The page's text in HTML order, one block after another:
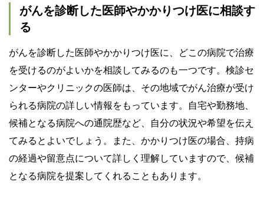
がんを診断した医師やかかりつけ医に相談す
る
がんを診断した医師やかかりつけ医に、どこの病院で治療
を受けるのがよいかを相談してみるのも一つです。検診セ
ンターやクリニックの医師は、その地域でがん治療が受け
られる病院の詳しい情報をもっています。自宅や勤務地、
候補となる病院への通院歴など、自分の状況や希望を伝え
てみるとよいでしょう。また、かかりつけ医の場合、持病
の経過や留意点について詳しく理解していますので、候補
となる病院を提案してくれることもあります。